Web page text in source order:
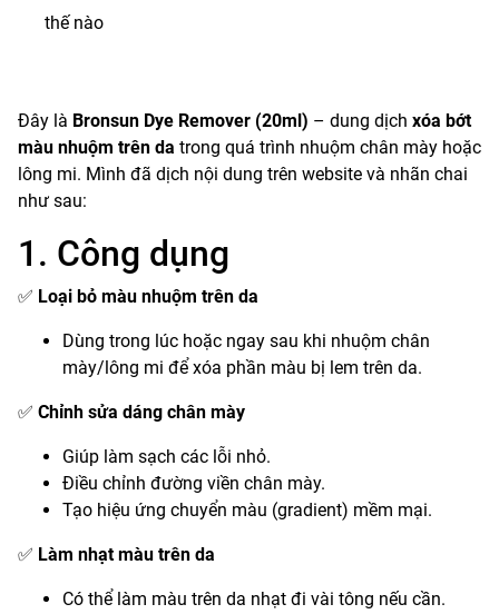
thế nào
Đây là Bronsun Dye Remover (20ml) – dung dịch xóa bớt
màu nhuộm trên da trong quá trình nhuộm chân mày hoặc
lông mi. Mình đã dịch nội dung trên website và nhãn chai
như sau:
1. Công dụng
✅ Loại bỏ màu nhuộm trên da
Dùng trong lúc hoặc ngay sau khi nhuộm chân
mày/lông mi để xóa phần màu bị lem trên da.
✅ Chỉnh sửa dáng chân mày
Giúp làm sạch các lỗi nhỏ.
Điều chỉnh đường viền chân mày.
Tạo hiệu ứng chuyển màu (gradient) mềm mại.
✅ Làm nhạt màu trên da
Có thể làm màu trên da nhạt đi vài tông nếu cần.